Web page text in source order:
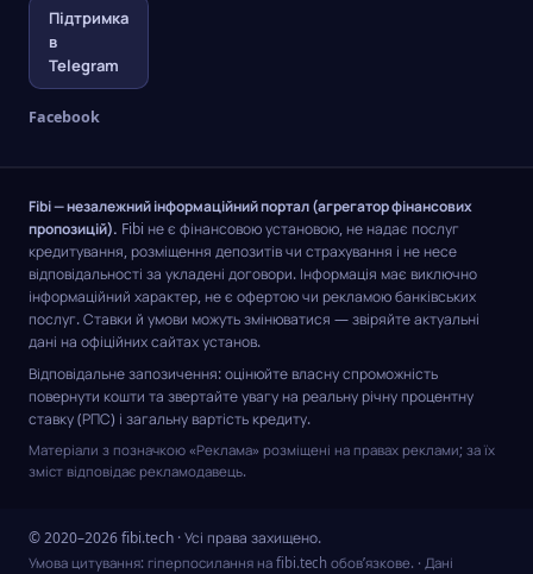
Підтримка
в
Telegram
Facebook
Fibi — незалежний інформаційний портал (агрегатор фінансових
пропозицій). Fibi не є фінансовою установою, не надає послуг
кредитування, розміщення депозитів чи страхування і не несе
відповідальності за укладені договори. Інформація має виключно
інформаційний характер, не є офертою чи рекламою банківських
послуг. Ставки й умови можуть змінюватися — звіряйте актуальні
дані на офіційних сайтах установ.
Відповідальне запозичення: оцінюйте власну спроможність
повернути кошти та звертайте увагу на реальну річну процентну
ставку (РПС) і загальну вартість кредиту.
Матеріали з позначкою «Реклама» розміщені на правах реклами; за їх
зміст відповідає рекламодавець.
© 2020–2026 fibi.tech · Усі права захищено.
Умова цитування: гіперпосилання на fibi.tech обов’язкове. · Дані